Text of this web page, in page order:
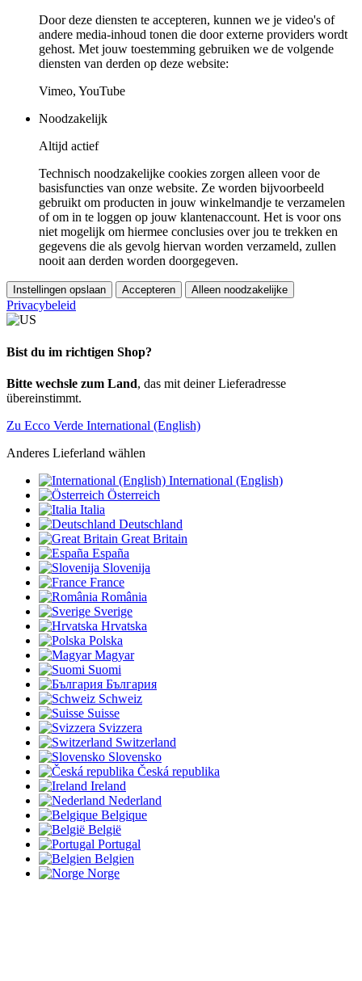
Door deze diensten te accepteren, kunnen we je video's of
andere media-inhoud tonen die door externe providers wordt
gehost. Met jouw toestemming gebruiken we de volgende
diensten van derden op deze website:
Vimeo, YouTube
Noodzakelijk
Altijd actief
Technisch noodzakelijke cookies zorgen alleen voor de
basisfuncties van onze website. Ze worden bijvoorbeeld
gebruikt om producten in jouw winkelmandje te verzamelen
of om in te loggen op jouw klantenaccount. Het is voor ons
niet mogelijk om hiermee conclusies over jou te trekken en
gegevens die als gevolg hiervan worden verzameld, zullen
nooit aan derden worden doorgegeven.
Instellingen opslaan Accepteren Alleen noodzakelijke
Privacybeleid
Bist du im richtigen Shop?
Bitte wechsle zum Land, das mit deiner Lieferadresse
übereinstimmt.
Zu Ecco Verde International (English)
Anderes Lieferland wählen
International (English)
Österreich
Italia
Deutschland
Great Britain
España
Slovenija
France
România
Sverige
Hrvatska
Polska
Magyar
Suomi
България
Schweiz
Suisse
Svizzera
Switzerland
Slovensko
Česká republika
Ireland
Nederland
Belgique
België
Portugal
Belgien
Norge